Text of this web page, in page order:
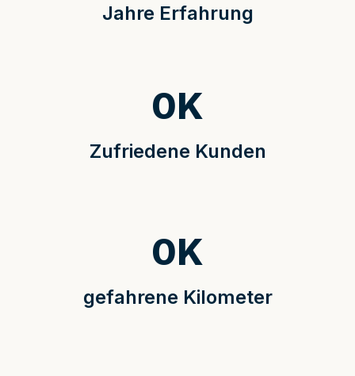
Jahre Erfahrung
Zufriedene Kunden
0K
gefahrene Kilometer
0K